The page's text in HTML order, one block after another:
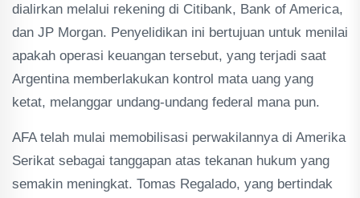
dialirkan melalui rekening di Citibank, Bank of America,
dan JP Morgan. Penyelidikan ini bertujuan untuk menilai
apakah operasi keuangan tersebut, yang terjadi saat
Argentina memberlakukan kontrol mata uang yang
ketat, melanggar undang-undang federal mana pun.
AFA telah mulai memobilisasi perwakilannya di Amerika
Serikat sebagai tanggapan atas tekanan hukum yang
semakin meningkat. Tomas Regalado, yang bertindak